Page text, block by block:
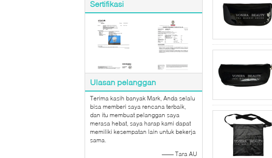
Sertifikasi
Ulasan pelanggan
Terima kasih banyak Mark, Anda selalu
bisa memberi saya rencana terbaik,
dan itu membuat pelanggan saya
merasa hebat, saya harap kami dapat
memiliki kesempatan lain untuk bekerja
sama.
—— Tara AU